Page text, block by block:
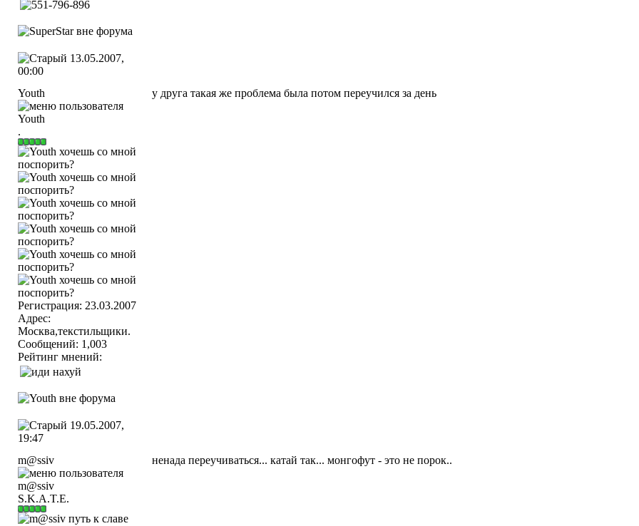
13.05.2007,
00:00
Youth
.
Регистрация: 23.03.2007
Адрес:
Москва,текстильщики.
Сообщений: 1,003
Рейтинг мнений:
у друга такая же проблема была потом переучился за день
19.05.2007,
19:47
m@ssiv
S.K.A.T.E.
ненада переучиваться... катай так... монгофут - это не порок..